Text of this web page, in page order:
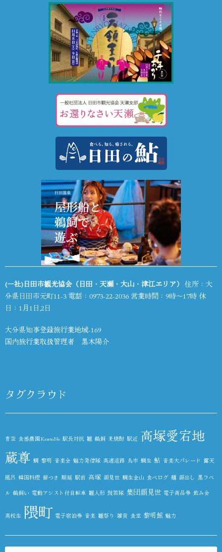
(一社)日田市観光協会（日田・天瀬・大山・津江エリア） 住所：大
分県日田市元町11-3 電話： 0973-22-2036 営業時間：9時～17時 休
日：1月1日,2日
大分県知事登録旅行業地域-169
国内旅行業取扱管理者 黒木陽介
タグクラウド
青空 食感農園KazetoNe 駅長対抗 雛 鵜飼 麦焼酎 駅近 高塚愛宕地
蔵尊 鯛 黎明 音楽会 魅力発信隊 高速道路 鳥市 鯛生 鮎 音楽大パレード 露天
風呂 韓国料理 餅つき 順延 駅前 高塚 顔見世 鯛生金山 食べログ 麺 顔出し 黒ラベ
ル 鵜飼い 電動アシスト付自転車 雛人形 鼓笛隊 集団顔見世 電子商品券 飲み会
高校生 隈町 電子宿泊券 音楽 雛祭り 雑貨 食堂 黎明館 魅力